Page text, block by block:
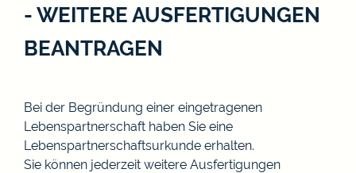
- WEITERE AUSFERTIGUNGEN
BEANTRAGEN
Bei der Begründung einer eingetragenen
Lebenspartnerschaft haben Sie eine
Lebenspartnerschaftsurkunde erhalten.
Sie können jederzeit weitere Ausfertigungen